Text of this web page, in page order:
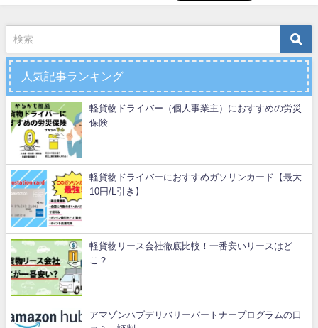
人気記事ランキング
軽貨物ドライバー（個人事業主）におすすめの労災
保険
軽貨物ドライバーにおすすめガソリンカード【最大
10円/L引き】
軽貨物リース会社徹底比較！一番安いリースはど
こ？
アマゾンハブデリバリーパートナープログラムの口